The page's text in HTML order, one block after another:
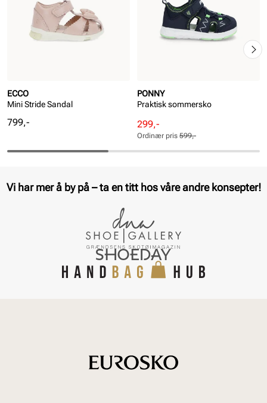
ECCO
Mini Stride Sandal
Pris
799,-
PONNY
Praktisk sommersko
Rabattert
pris
Pris
299,-
Ordinær
pris
Pris
Ordinær pris 599,-
Vi har mer å by på – ta en titt hos våre andre konsepter!